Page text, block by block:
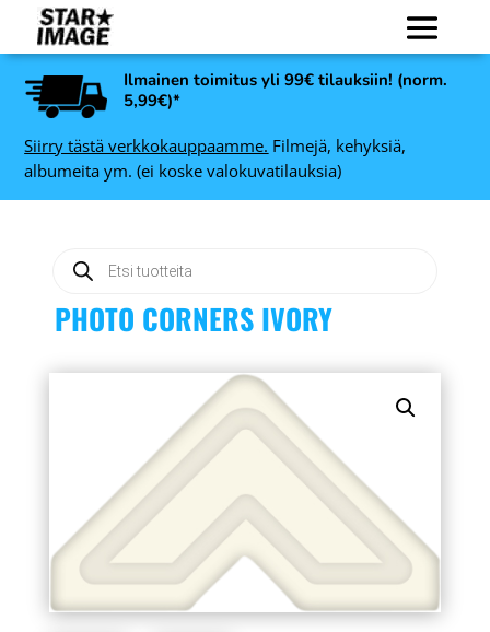
Ilmainen toimitus yli 99€ tilauksiin! (norm.
5,99€)*
Siirry tästä verkkokauppaamme. Filmejä, kehyksiä,
albumeita ym. (ei koske valokuvatilauksia)
search
PHOTO CORNERS IVORY
Focus Prestige Minimax
albumi sininen, 10x15 100
kuvaa
€ LISÄÄ